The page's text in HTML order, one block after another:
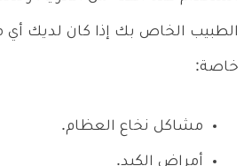
الطبيب الخاص بك إذا كان لديك
خاصة:
مشاكل نخاع العظام.
أمراض الكبد.